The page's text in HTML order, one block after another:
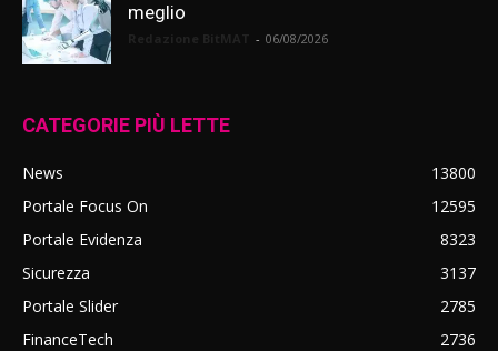
meglio
- 06/08/2026
CATEGORIE PIÙ LETTE
News
13800
Portale Focus On
12595
Portale Evidenza
8323
Sicurezza
3137
Portale Slider
2785
FinanceTech
2736